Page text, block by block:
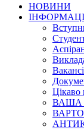
НОВИНИ
Цікаво
ВАША